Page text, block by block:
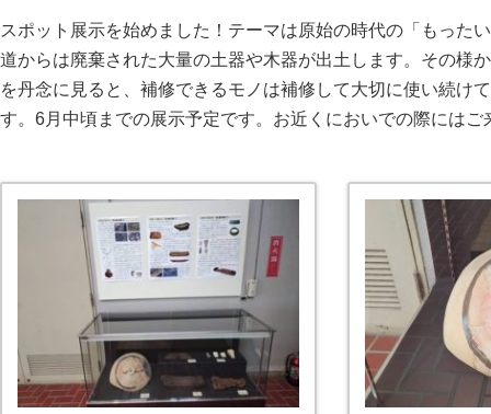
スポット展示を始めました！テーマは原始の時代の「もった
道からは廃棄された大量の土器や木器が出土します。その様
を丹念に見ると、補修できるモノは補修して大切に使い続け
す。6月中頃までの展示予定です。お近くにおいでの際にはご